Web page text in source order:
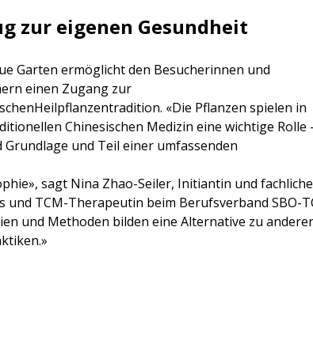
zur eigenen Gesundheit
Garten ermöglicht den Besucherinnen und
einen Zugang zur
«Die Pflanzen spielen in
Chinesischen Medizin eine wichtige Rolle
Grundlage und Teil einer umfassenden
sagt Nina Zhao-Seiler, Initiantin und
und TCM-Therapeutin beim Berufsverband SBO-
und Methoden bilden eine Alternative zu